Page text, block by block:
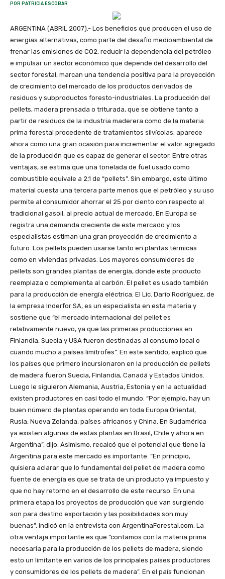
POR PATRICIA ESCOBAR
ARGENTINA (ABRIL 2007).- Los beneficios que producen el uso de
energías alternativas, como parte del desafío medioambiental de
frenar las emisiones de CO2, reducir la dependencia del petróleo
e impulsar un sector económico que depende del desarrollo del
sector forestal, marcan una tendencia positiva para la proyección
de crecimiento del mercado de los productos derivados de
residuos y subproductos foresto-industriales. La producción del
pellets, madera prensada o triturada, que se obtiene tanto a
partir de residuos de la industria maderera como de la materia
prima forestal procedente de tratamientos silvícolas, aparece
ahora como una gran ocasión para incrementar el valor agregado
de la producción que es capaz de generar el sector. Entre otras
ventajas, se estima que una tonelada de fuel usado como
combustible equivale a 2,1 de “pellets”. Sin embargo, este último
material cuesta una tercera parte menos que el petróleo y su uso
permite al consumidor ahorrar el 25 por ciento con respecto al
tradicional gasoil, al precio actual de mercado. En Europa se
registra una demanda creciente de este mercado y los
especialistas estiman una gran proyección de crecimiento a
futuro. Los pellets pueden usarse tanto en plantas térmicas
como en viviendas privadas. Los mayores consumidores de
pellets son grandes plantas de energía, donde este producto
reemplaza o complementa al carbón. El pellet es usado también
para la producción de energía eléctrica. El Lic. Darío Rodríguez, de
la empresa Inderfor SA, es un especialista en esta materia y
sostiene que “el mercado internacional del pellet es
relativamente nuevo, ya que las primeras producciones en
Finlandia, Suecia y USA fueron destinadas al consumo local o
cuando mucho a países limítrofes”. En este sentido, explicó que
los países que primero incursionaron en la producción de pellets
de madera fueron Suecia, Finlandia, Canadá y Estados Unidos.
Luego le siguieron Alemania, Austria, Estonia y en la actualidad
existen productores en casi todo el mundo. “Por ejemplo, hay un
buen número de plantas operando en toda Europa Oriental,
Rusia, Nueva Zelanda, países africanos y China. En Sudamérica
ya existen algunas de estas plantas en Brasil, Chile y ahora en
Argentina”, dijo. Asimismo, recalcó que el potencial que tiene la
Argentina para este mercado es importante. “En principio,
quisiera aclarar que lo fundamental del pellet de madera como
fuente de energía es que se trata de un producto ya impuesto y
que no hay retorno en el desarrollo de este recurso. En una
primera etapa los proyectos de producción que van surgiendo
son para destino exportación y las posibilidades son muy
buenas”, indicó en la entrevista con ArgentinaForestal.com. La
otra ventaja importante es que “contamos con la materia prima
necesaria para la producción de los pellets de madera, siendo
esto un limitante en varios de los principales países productores
y consumidores de los pellets de madera”. En el país funcionan